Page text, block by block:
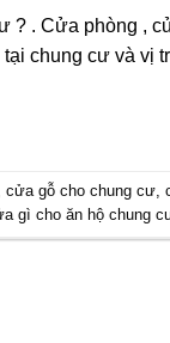
? . Cửa phòng ,
chung cư và vị
cửa gỗ cho chung cư,
gì cho ăn hộ chung